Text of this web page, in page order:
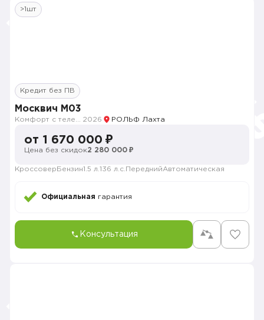
>1шт
Кредит без ПВ
Москвич M03
2026 РОЛЬФ Лахта
от 1 670 000 ₽
Цена без скидок2 280 000 ₽
Кроссовер Бензин1.5 л. 136 л.с. ПереднийАвтоматическая
Официальная гарантия
Консультация